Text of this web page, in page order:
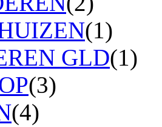
(1)
GLD(1)
(3)
(4)